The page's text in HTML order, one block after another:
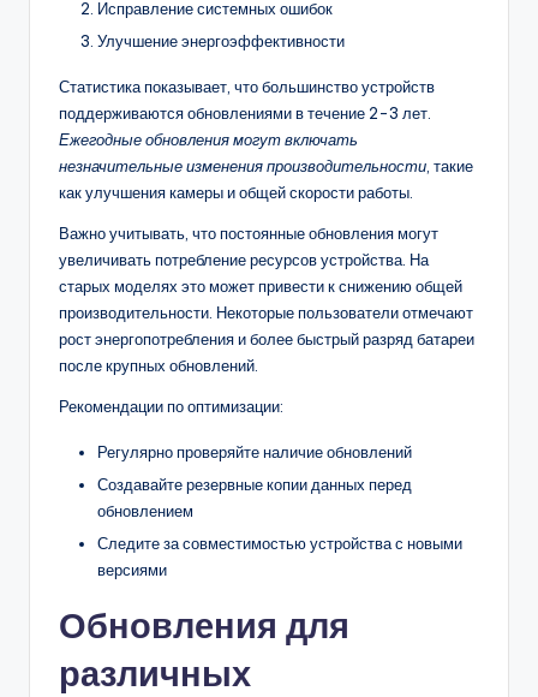
Исправление системных ошибок
Улучшение энергоэффективности
Статистика показывает, что большинство устройств
поддерживаются обновлениями в течение 2-3 лет.
Ежегодные обновления могут включать
незначительные изменения производительности , такие
как улучшения камеры и общей скорости работы.
Важно учитывать, что постоянные обновления могут
увеличивать потребление ресурсов устройства. На
старых моделях это может привести к снижению общей
производительности. Некоторые пользователи отмечают
рост энергопотребления и более быстрый разряд батареи
после крупных обновлений.
Рекомендации по оптимизации:
Регулярно проверяйте наличие обновлений
Создавайте резервные копии данных перед
обновлением
Следите за совместимостью устройства с новыми
версиями
Обновления для
различных